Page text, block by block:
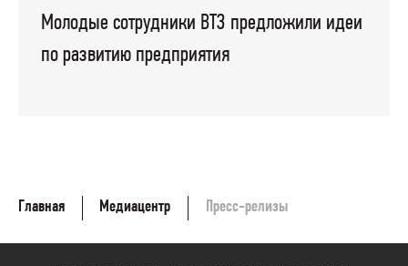
Молодые сотрудники ВТЗ предложили идеи
по развитию предприятия
Главная Медиацентр Пресс-релизы